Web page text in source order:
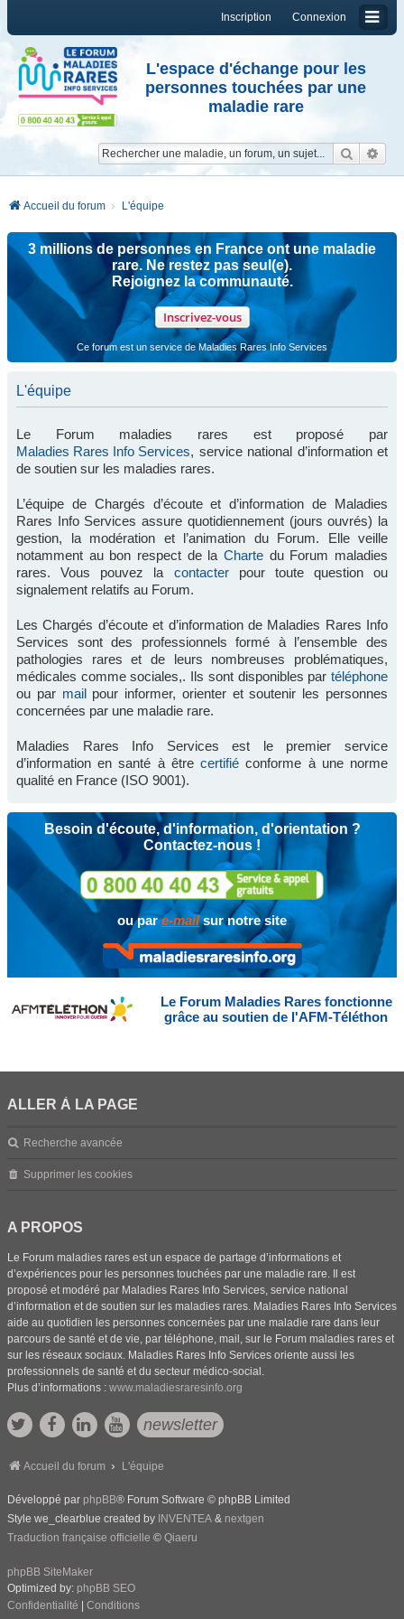
Connexion
Inscription
L'espace d'échange pour les
personnes touchées par une
maladie rare
Accueil du forum L'équipe
3 millions de personnes en France ont une maladie
rare. Ne restez pas seul(e).
Rejoignez la communauté.
Inscrivez-vous
Ce forum est un service de Maladies Rares Info Services
L'équipe
Le Forum maladies rares est proposé par
Maladies Rares Info Services, service national d’information et
de soutien sur les maladies rares.
L’équipe de Chargés d’écoute et d’information de Maladies
Rares Info Services assure quotidiennement (jours ouvrés) la
gestion, la modération et l’animation du Forum. Elle veille
notamment au bon respect de la Charte du Forum maladies
rares. Vous pouvez la contacterpour toute question ou
signalement relatifs au Forum.
Les Chargés d’écoute et d’information de Maladies Rares Info
Services sont des professionnels formé à l’ensemble des
pathologies rares et de leurs nombreuses problématiques,
médicales comme sociales,. Ils sont disponibles par téléphone
ou par mailpour informer, orienter et soutenir les personnes
concernées par une maladie rare.
Maladies Rares Info Services est le premier service
d’information en santé à êtrecertifié conforme à une norme
qualité en France (ISO 9001).
Besoin d'écoute, d'information, d'orientation ?
Contactez-nous !
ou pare-mailsur notre site
Le Forum Maladies Rares fonctionne
grâce au soutien de l'AFM-Téléthon
ALLER À LA PAGE
Recherche avancée
Supprimer les cookies
A PROPOS
Le Forum maladies rares est un espace de partage d’informations et
d’expériences pour les personnes touchées par une maladie rare. Il est
proposé et modéré par Maladies Rares Info Services, service national
d’information et de soutien sur les maladies rares. Maladies Rares Info Services
aide au quotidien les personnes concernées par une maladie rare dans leur
parcours de santé et de vie, par téléphone, mail, sur le Forum maladies rares et
sur les réseaux sociaux. Maladies Rares Info Services oriente aussi les
professionnels de santé et du secteur médico-social.
Plus d’informations : www.maladiesraresinfo.org
newsletter
Accueil du forum L'équipe
Développé par phpBB® Forum Software © phpBB Limited
Style we_clearblue created by INVENTEA & nextgen
Traduction française officielle © Qiaeru
phpBB SiteMaker
Optimized by: phpBB SEO
Confidentialité
Conditions